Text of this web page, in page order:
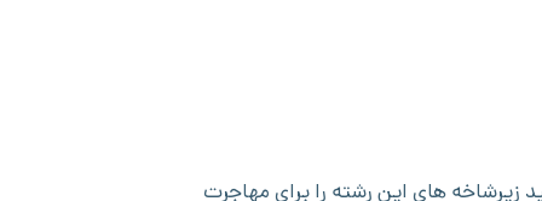
زیرشاخه های این رشته را برای مهاجرت